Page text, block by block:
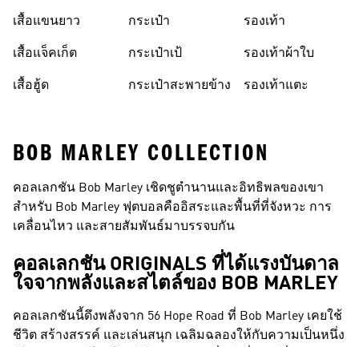
เสื้อแขนยาว
เสื้อแจ็คเก็ต
เสื้อฮู้ด
กระเป๋า
กระเป๋าเป้
กระเป๋าสะพายข้าง
รองเท้า
รองเท้าผ้าใบ
รองเท้าแตะ
BOB MARLEY COLLECTION
คอลเลกชัน Bob Marley เชิดชูตำนานและอิทธิพลของเขา
สำหรับ Bob Marley ฟุตบอลคืออิสระและพื้นที่ที่จังหวะ การ
เคลื่อนไหว และสายสัมพันธ์มาบรรจบกัน
คอลเลกชัน ORIGINALS ที่ได้แรงบันดาล
ใจจากพลังและสไตล์ของ BOB MARLEY
คอลเลกชันนี้ดึงพลังจาก 56 Hope Road ที่ Bob Marley เคยใช้
ชีวิต สร้างสรรค์ และเล่นสนุก เฉลิมฉลองให้กับความเป็นหนึ่ง